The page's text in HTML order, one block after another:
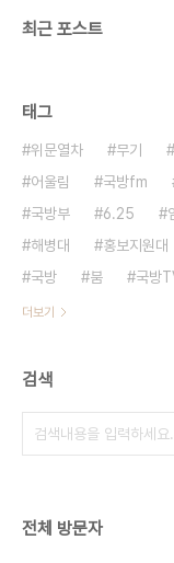
최근 포스트
태그
위문열차 무기
어울림
국방fm
국방부
6.25
해병대
홍보지원대
국방
붐 국방
더보기
검색
전체 방문자